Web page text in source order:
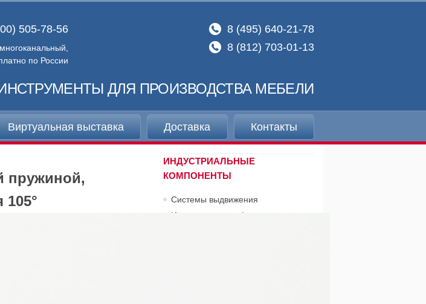
505-78-56
многоканальный,
по России
8 (495) 640-21-78
8 (812) 703-01-13
ДЛЯ ПРОИЗВОДСТВА МЕБЕЛИ
Виртуальная выставка Доставка Контакты
пружиной,
ИНДУСТРИАЛЬНЫЕ
КОМПОНЕНТЫ
Системы выдвижения
Индустриальная фурнитура